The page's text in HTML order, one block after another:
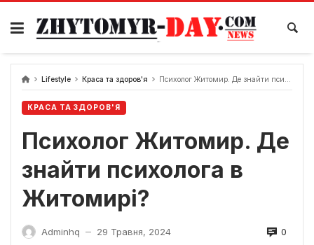
Skip
content
Lifestyle Краса та здоров'я Психолог Житомир. Де знайти психолога в Житомирі?
КРАСА ТА ЗДОРОВ'Я
Психолог Житомир. Де
знайти психолога в
Житомирі?
Adminhq — 29 Травня, 2024 0